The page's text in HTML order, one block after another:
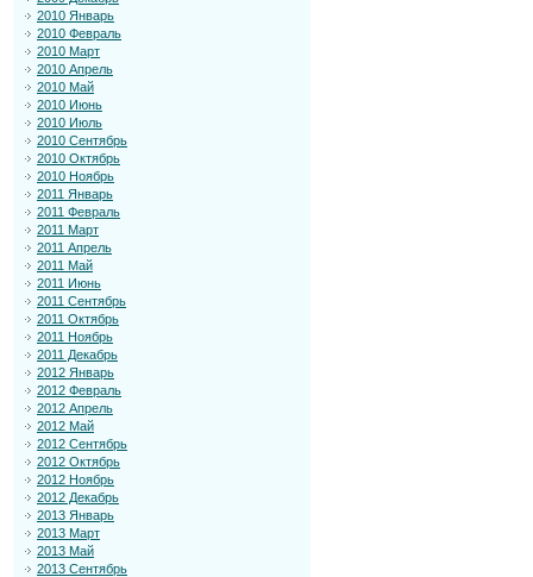
2010 Январь
2010 Февраль
2010 Март
2010 Апрель
2010 Май
2010 Июнь
2010 Июль
2010 Сентябрь
2010 Октябрь
2010 Ноябрь
2011 Январь
2011 Февраль
2011 Март
2011 Апрель
2011 Май
2011 Июнь
2011 Сентябрь
2011 Октябрь
2011 Ноябрь
2011 Декабрь
2012 Январь
2012 Февраль
2012 Апрель
2012 Май
2012 Сентябрь
2012 Октябрь
2012 Ноябрь
2012 Декабрь
2013 Январь
2013 Март
2013 Май
2013 Сентябрь